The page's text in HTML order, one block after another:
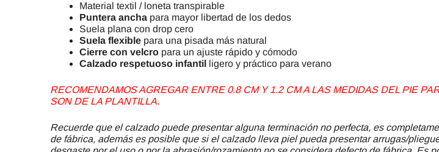
Material textil / loneta transpirable
Puntera ancha para mayor libertad de los dedos
Suela plana con drop cero
Suela flexible para una pisada más natural
Cierre con velcro para un ajuste rápido y cómodo
Calzado respetuoso infantil ligero y práctico para verano
RECOMENDAMOS AGREGAR ENTRE 0.8 CM Y 1.2 CM A LAS MEDIDAS DEL PIE
SON DE LA PLANTILLA.
Recuerde que el calzado puede presentar alguna terminación no perfecta, es
de fábrica, además es posible que si el calzado lleva piel pueda presentar arrugas/